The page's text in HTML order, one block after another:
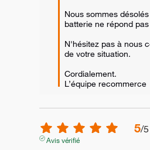
Nous sommes
batterie ne répond
N'hésitez pas à nous
de votre situation.
Cordialement.
L’équipe recommerce
5/5
Avis vérifié